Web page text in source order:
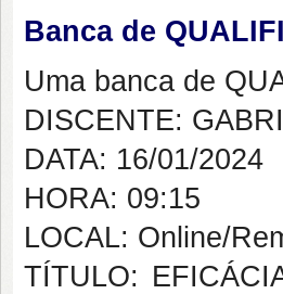
Banca de
Uma banca de
DISCENTE:
DATA: 16/01/2024
HORA: 09:15
LOCAL: Online/
TÍTULO: